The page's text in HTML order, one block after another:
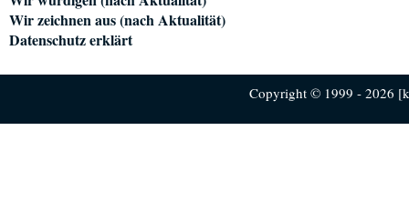
Wir zeichnen aus (nach Aktualität)
Datenschutz erklärt
Copyright © 1999 - 2026